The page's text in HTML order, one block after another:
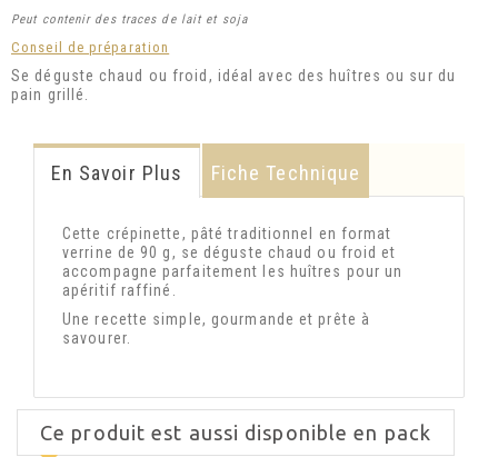
Peut contenir des traces de lait et soja
Conseil de préparation
Se déguste chaud ou froid, idéal avec des huîtres ou sur du
pain grillé.
En Savoir Plus Fiche Technique
Cette crépinette, pâté traditionnel en format
verrine de 90 g, se déguste chaud ou froid et
accompagne parfaitement les huîtres pour un
apéritif raffiné.
Une recette simple, gourmande et prête à
savourer.
Ce produit est aussi disponible en pack